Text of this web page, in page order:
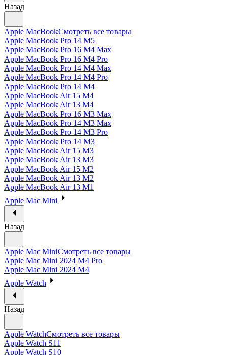
Назад
Apple MacBookСмотреть все товары
Apple MacBook Pro 14 M5
Apple MacBook Pro 16 M4 Max
Apple MacBook Pro 16 M4 Pro
Apple MacBook Pro 14 M4 Max
Apple MacBook Pro 14 M4 Pro
Apple MacBook Pro 14 M4
Apple MacBook Air 15 M4
Apple MacBook Air 13 M4
Apple MacBook Pro 16 M3 Max
Apple MacBook Pro 14 M3 Max
Apple MacBook Pro 14 M3 Pro
Apple MacBook Pro 14 M3
Apple MacBook Air 15 M3
Apple MacBook Air 13 M3
Apple MacBook Air 15 M2
Apple MacBook Air 13 M2
Apple MacBook Air 13 M1
Apple Mac Mini
Назад
Apple Mac MiniСмотреть все товары
Apple Mac Mini 2024 M4 Pro
Apple Mac Mini 2024 M4
Apple Watch
Назад
Apple WatchСмотреть все товары
Apple Watch S11
Apple Watch S10